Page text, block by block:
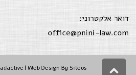
דואר אלקטרוני:
office@pnini-law.com
adactive | Web Design By Siteos